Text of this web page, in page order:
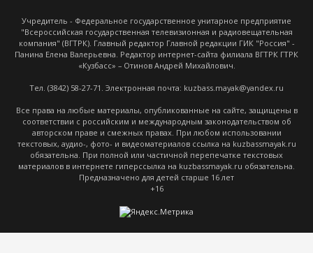
Учредитель - Федеральное государственное унитарное предприятие
"Всероссийская государственная телевизионная и радиовещательная
компания" (ВГТРК). Главный редактор Главной редакции ГИК "Россия" -
Панина Елена Валерьевна. Редактор интернет-сайта филиала ВГТРК ГТРК
«Кузбасс» – Отинов Андрей Михайлович.
Тел. (3842) 58-27-71. Электронная почта: kuzbass.mayak@yandex.ru
Все права на любые материалы, опубликованные на сайте, защищены в
соответствии с российским и международным законодательством об
авторском праве и смежных правах. При любом использовании
текстовых, аудио-, фото- и видеоматериалов ссылка на kuzbassmayak.ru
обязательна. При полной или частичной перепечатке текстовых
материалов в интернете гиперссылка на kuzbassmayak.ru обязательна.
Предназначено для детей старше 16 лет
+16